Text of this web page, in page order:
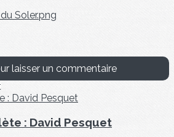
Soler.png
laisser un commentaire
: David Pesquet